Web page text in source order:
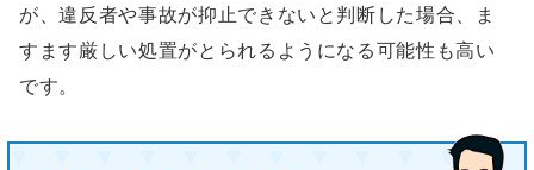
が、違反者や事故が抑止できないと判断した場合、ま
すます厳しい処置がとられるようになる可能性も高い
です。